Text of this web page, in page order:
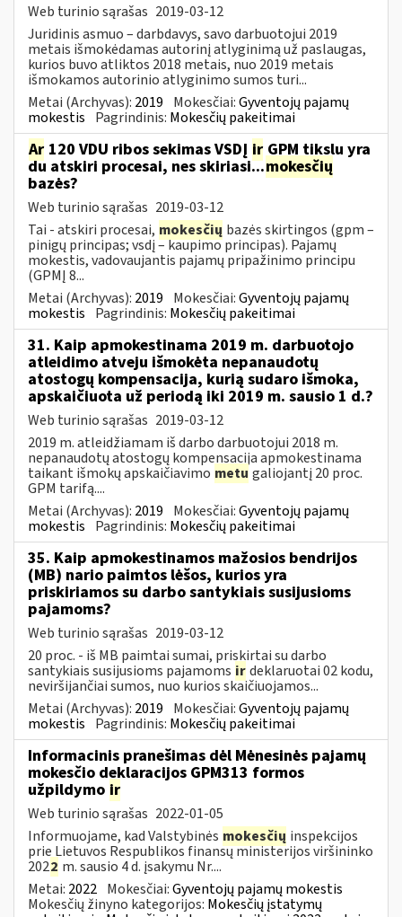
Web turinio sąrašas 2019-03-12
Juridinis asmuo – darbdavys, savo darbuotojui 2019
metais išmokėdamas autorinį atlyginimą už paslaugas,
kurios buvo atliktos 2018 metais, nuo 2019 metais
išmokamos autorinio atlyginimo sumos turi...
Metai (Archyvas): 2019 Mokesčiai:Gyventojų pajamų
mokestis Pagrindinis: Mokesčių pakeitimai
Ar 120 VDU ribos sekimas VSDĮ ir GPM tikslu yra
du atskiri procesai, nes skiriasi...mokesčių
bazės?
Web turinio sąrašas 2019-03-12
Tai - atskiri procesai, mokesčių bazės skirtingos (gpm –
pinigų principas; vsdį – kaupimo principas). Pajamų
mokestis, vadovaujantis pajamų pripažinimo principu
(GPMĮ 8...
Metai (Archyvas): 2019 Mokesčiai:Gyventojų pajamų
mokestis Pagrindinis: Mokesčių pakeitimai
31. Kaip apmokestinama 2019 m. darbuotojo
atleidimo atveju išmokėta nepanaudotų
atostogų kompensacija, kurią sudaro išmoka,
apskaičiuota už periodą iki 2019 m. sausio 1 d.?
Web turinio sąrašas 2019-03-12
2019 m. atleidžiamam iš darbo darbuotojui 2018 m.
nepanaudotų atostogų kompensacija apmokestinama
taikant išmokų apskaičiavimo metu galiojantį 20 proc.
GPM tarifą....
Metai (Archyvas): 2019 Mokesčiai:Gyventojų pajamų
mokestis Pagrindinis: Mokesčių pakeitimai
35. Kaip apmokestinamos mažosios bendrijos
(MB) nario paimtos lėšos, kurios yra
priskiriamos su darbo santykiais susijusioms
pajamoms?
Web turinio sąrašas 2019-03-12
20 proc. - iš MB paimtai sumai, priskirtai su darbo
santykiais susijusioms pajamoms irdeklaruotai 02 kodu,
neviršijančiai sumos, nuo kurios skaičiuojamos...
Metai (Archyvas): 2019 Mokesčiai:Gyventojų pajamų
mokestis Pagrindinis: Mokesčių pakeitimai
Informacinis pranešimas dėl Mėnesinės pajamų
mokesčio deklaracijos GPM313 formos
užpildymo ir
Web turinio sąrašas 2022-01-05
Informuojame, kad Valstybinės mokesčių inspekcijos
prie Lietuvos Respublikos finansų ministerijos viršininko
2022 m. sausio 4 d. įsakymu Nr....
Metai: 2022 Mokesčiai:Gyventojų pajamų mokestis
Mokesčių žinyno kategorijos: Mokesčių įstatymų